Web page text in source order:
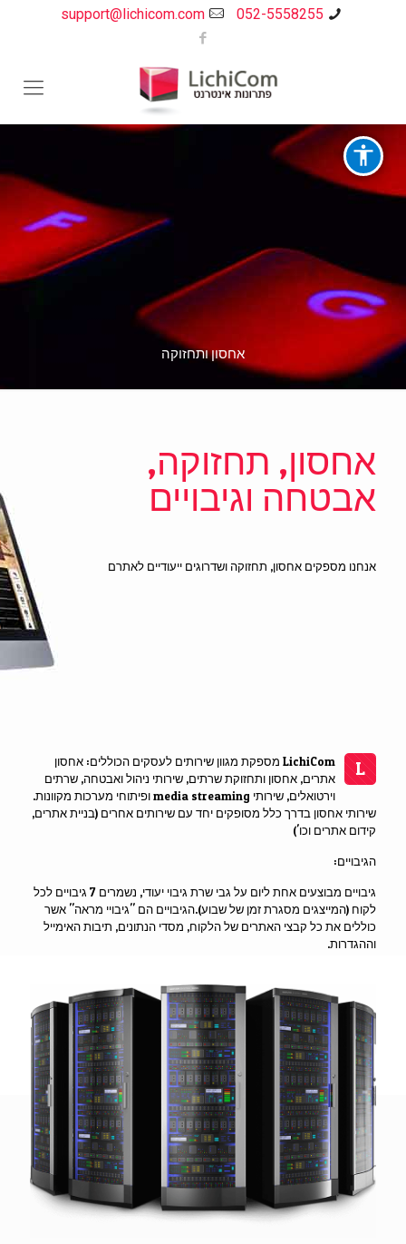
052-5558255
support@lichicom.com
אחסון ותחזוקה
אחסון, תחזוקה,
אבטחה וגיבויים
אנחנו מספקים אחסון, תחזוקה ושדרוגים ייעודיים לאתרם
L
LichiCom מספקת מגוון שירותים לעסקים הכוללים: אחסון
אתרים, אחסון ותחזוקת שרתים, שירותי ניהול ואבטחה, שרתים
וירטואלים, שירותי media streaming ופיתוחי מערכות מקוונות.
שירותי אחסון בדרך כלל מסופקים יחד עם שירותים אחרים (בניית אתרים,
קידום אתרים וכו')
הגיבויים:
גיבויים מבוצעים אחת ליום על גבי שרת גיבוי יעודי, נשמרים 7 גיבויים לכל
לקוח (המייצגים מסגרת זמן של שבוע).הגיבויים הם "גיבויי מראה" אשר
כוללים את כל קבצי האתרים של הלקוח, מסדי הנתונים, תיבות האימייל
וההגדרות.